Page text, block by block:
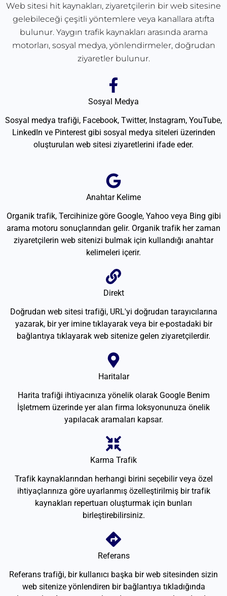
Web sitesi hit kaynakları, ziyaretçilerin bir web sitesine
gelebileceği çeşitli yöntemlere veya kanallara atıfta
bulunur. Yaygın trafik kaynakları arasında arama
motorları, sosyal medya, yönlendirmeler, doğrudan
ziyaretler bulunur.
Sosyal Medya
Sosyal medya trafiği, Facebook, Twitter, Instagram, YouTube,
LinkedIn ve Pinterest gibi sosyal medya siteleri üzerinden
oluşturulan web sitesi ziyaretlerini ifade eder.
Anahtar Kelime
Organik trafik, Tercihinize göre Google, Yahoo veya Bing gibi
arama motoru sonuçlarından gelir. Organik trafik her zaman
ziyaretçilerin web sitenizi bulmak için kullandığı anahtar
kelimeleri içerir.
Direkt
Doğrudan web sitesi trafiği, URL'yi doğrudan tarayıcılarına
yazarak, bir yer imine tıklayarak veya bir e-postadaki bir
bağlantıya tıklayarak web sitenize gelen ziyaretçilerdir.
Haritalar
Harita trafiği ihtiyacınıza yönelik olarak Google Benim
İşletmem üzerinde yer alan firma loksyonunuza önelik
yapılacak aramaları kapsar.
Karma Trafik
Trafik kaynaklarından herhangi birini seçebilir veya özel
ihtiyaçlarınıza göre uyarlanmış özelleştirilmiş bir trafik
kaynakları repertuarı oluşturmak için bunları
birleştirebilirsiniz.
Referans
Referans trafiği, bir kullanıcı başka bir web sitesinden sizin
web sitenize yönlendiren bir bağlantıya tıkladığında